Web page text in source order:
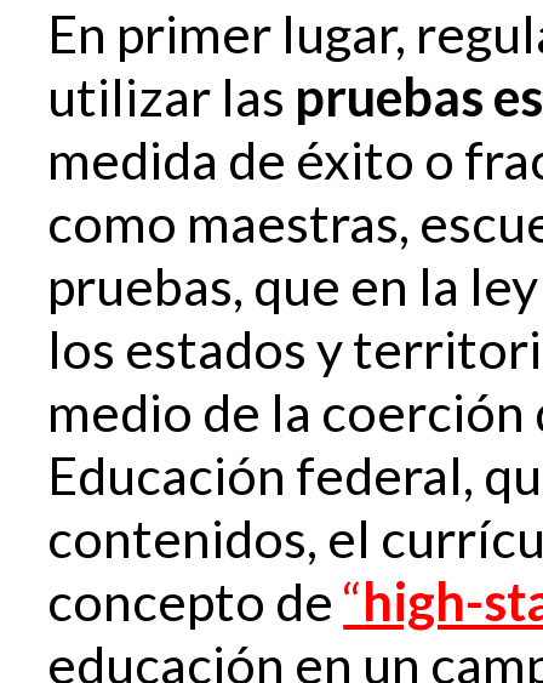
En primer lugar,
utilizar las pruebas
medida de éxito o
como maestras,
pruebas, que en la
los estados y
medio de la
Educación federal,
contenidos, el
concepto de “high-
educación en un